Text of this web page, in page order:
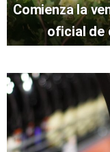
Comienza la
oficial de